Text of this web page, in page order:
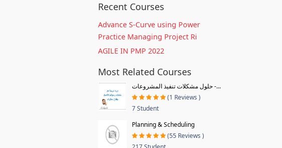
Recent Courses
Advance S-Curve using Power
Practice Managing Project Ri
AGILE IN PMP 2022
Most Related Courses
حلول مشكلات تنفيذ المشروعات -...
(1 Reviews )
7 Student
Planning & Scheduling
(55 Reviews )